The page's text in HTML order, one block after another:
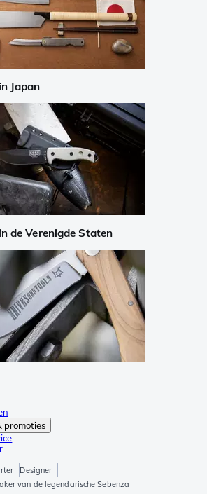
Japan
de Verenigde Staten
promoties
Designer
van de legendarische Sebenza